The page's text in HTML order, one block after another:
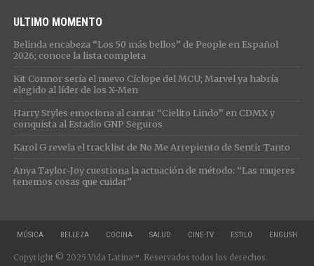
ULTIMO MOMENTO
Belinda encabeza “Los 50 más bellos” de People en Español
2026; conoce la lista completa
Kit Connor sería el nuevo Cíclope del MCU; Marvel ya habría
elegido al líder de los X-Men
Harry Styles emociona al cantar “Cielito Lindo” en CDMX y
conquista al Estadio GNP Seguros
Karol G revela el tracklist de No Me Arrepiento de Sentir Tanto
Anya Taylor-Joy cuestiona la actuación de método: “Las mujeres
tenemos cosas que cuidar”
MÚSICA BELLEZA COCINA SALUD CINE-TV ESTILO ENGLISH
Copyright © 2025 Vida Latina℠. Reservados todos los derechos.